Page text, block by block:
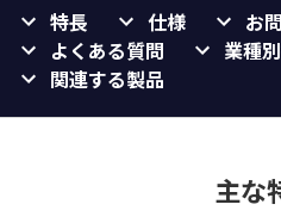
特長 仕様
お
よくある質問
業種
関連する製品
主な